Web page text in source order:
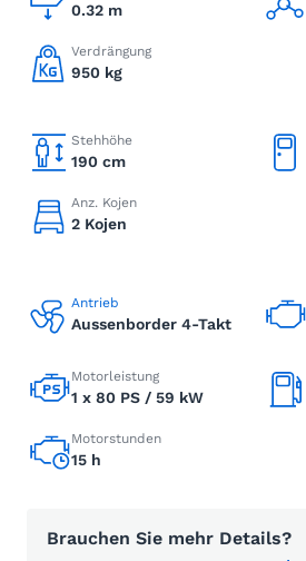
0.32 m
Verdrängung
950 kg
Stehhöhe
190 cm
Anz. Kojen
2 Kojen
Antrieb
Aussenborder 4-Takt
Motorleistung
1 x 80 PS / 59 kW
Motorstunden
15 h
Brauchen Sie mehr Details?